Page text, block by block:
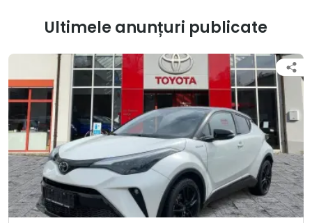
Ultimele anunțuri publicate